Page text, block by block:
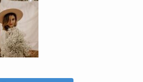
MOTS D'AMOUR
BOH'AIME